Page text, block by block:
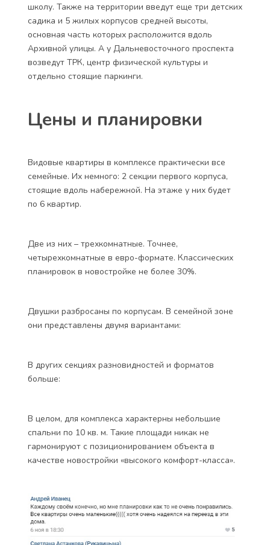
школу. Также на территории введут еще три детских
садика и 5 жилых корпусов средней высоты,
основная часть которых расположится вдоль
Архивной улицы. А у Дальневосточного проспекта
возведут ТРК, центр физической культуры и
отдельно стоящие паркинги.
Цены и планировки
Видовые квартиры в комплексе практически все
семейные. Их немного: 2 секции первого корпуса,
стоящие вдоль набережной. На этаже у них будет
по 6 квартир.
Две из них – трехкомнатные. Точнее,
четырехкомнатные в евро-формате. Классических
планировок в новостройке не более 30%.
Двушки разбросаны по корпусам. В семейной зоне
они представлены двумя вариантами:
В других секциях разновидностей и форматов
больше:
В целом, для комплекса характерны небольшие
спальни по 10 кв. м. Такие площади никак не
гармонируют с позиционированием объекта в
качестве новостройки «высокого комфорт-класса».